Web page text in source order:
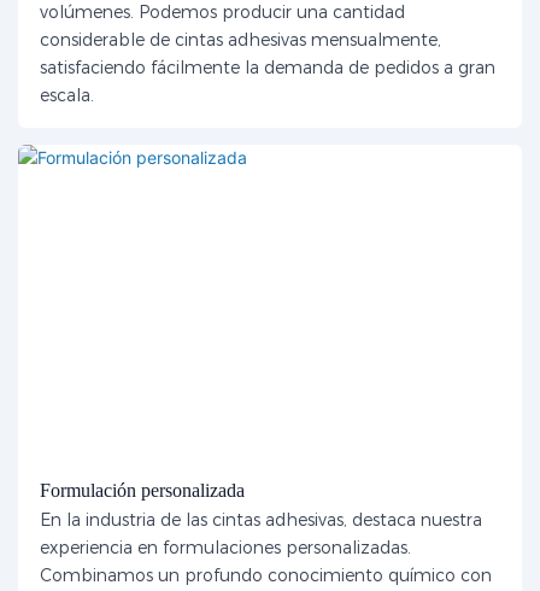
volúmenes. Podemos producir una cantidad
considerable de cintas adhesivas mensualmente,
satisfaciendo fácilmente la demanda de pedidos a gran
escala.
Formulación personalizada
En la industria de las cintas adhesivas, destaca nuestra
experiencia en formulaciones personalizadas.
Combinamos un profundo conocimiento químico con